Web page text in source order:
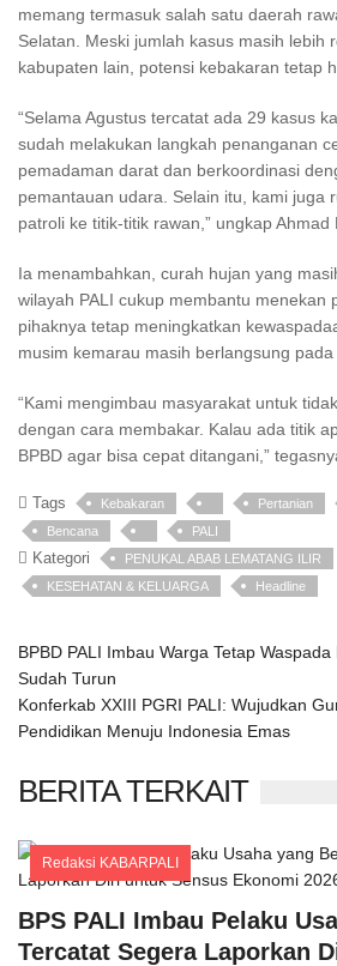
memang termasuk salah satu daerah
Selatan. Meski jumlah kasus masih lebih
kabupaten lain, potensi kebakaran tetap
“Selama Agustus tercatat ada 29 kasus
sudah melakukan langkah penanganan
pemadaman darat dan berkoordinasi
pemantauan udara. Selain itu, kami juga
patroli ke titik-titik rawan,” ungkap Ahmad
Ia menambahkan, curah hujan yang
wilayah PALI cukup membantu menekan
pihaknya tetap meningkatkan
musim kemarau masih berlangsung pada
“Kami mengimbau masyarakat untuk
dengan cara membakar. Kalau ada titik
BPBD agar bisa cepat ditangani,”
Tags Kebakaran Pertanian
Bencana
PALI
Kategori PENUKAL ABAB LEMATANG ILIR
KESEHATAN & KELUARGA Headline
BPBD PALI Imbau Warga Tetap
Sudah Turun
Konferkab XXIII PGRI PALI: Wujudkan
Pendidikan Menuju Indonesia Emas
BERITA TERKAIT
Redaksi KABARPALI
BPS PALI Imbau Pelaku
Tercatat Segera Laporkan